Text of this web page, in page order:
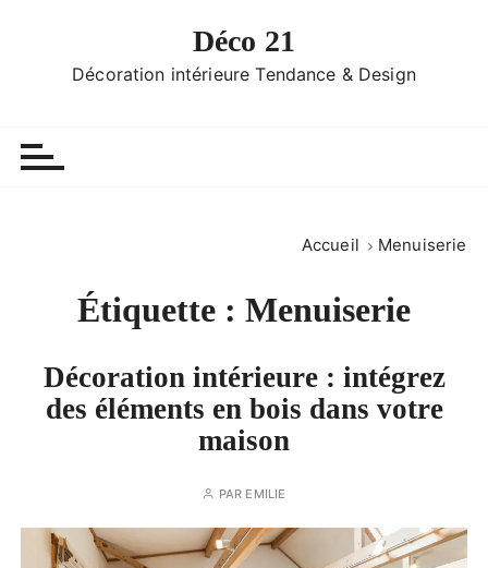
Déco 21
Décoration intérieure Tendance & Design
Accueil Menuiserie
Étiquette : Menuiserie
Décoration intérieure : intégrez
des éléments en bois dans votre
maison
PAR EMILIE